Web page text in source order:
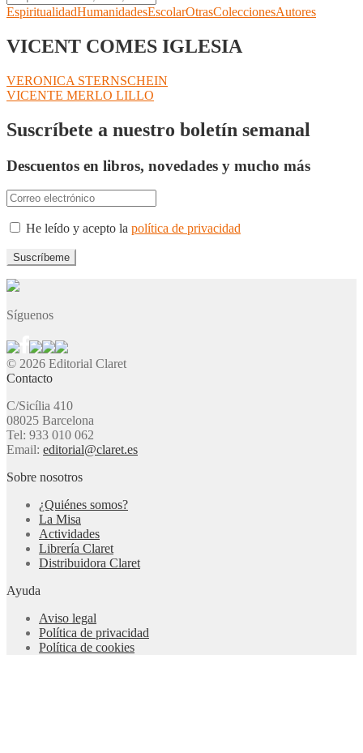
EspiritualidadHumanidadesEscolarOtrasColeccionesAutores
VICENT COMES IGLESIA
Navegación
de
entradas
Anterior:
VERONICA STERNSCHEIN
Siguiente:
VICENTE MERLO LILLO
Suscríbete a nuestro boletín semanal
Descuentos en libros, novedades y mucho más
He leído y acepto la política de privacidad
Síguenos
© 2026 Editorial Claret
Contacto
C/Sicília 410
08025 Barcelona
Tel: 933 010 062
Email: editorial@claret.es
Sobre nosotros
¿Quiénes somos?
La Misa
Actividades
Librería Claret
Distribuidora Claret
Ayuda
Aviso legal
Política de privacidad
Política de cookies